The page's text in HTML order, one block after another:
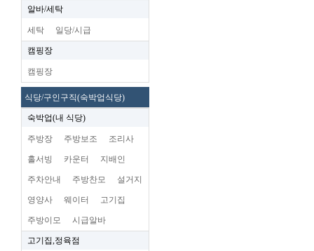
알바/세탁
세탁 일당/시급
캠핑장
캠핑장
식당/구인구직(숙박업식당)
숙박업(내 식당)
주방장 주방보조 조리사
홀서빙 카운터 지배인
주차안내 주방찬모 설거지
영양사 웨이터 고기집
주방이모 시급알바
고기집,정육점